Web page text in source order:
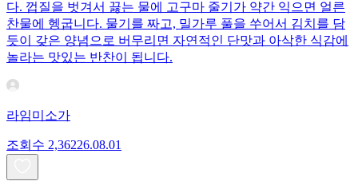
다. 껍질을 벗겨서 끓는 물에 고구마 줄기가 약간 익으면 얼른
찬물에 헹굽니다. 물기를 짜고, 밀가루 풀을 쑤어서 김치를 담
듯이 갖은 양념으로 버무리면 자연적인 단맛과 아삭한 식감에
놀라는 맛있는 반찬이 됩니다.
라임미소가
조회수 2,36226.08.01